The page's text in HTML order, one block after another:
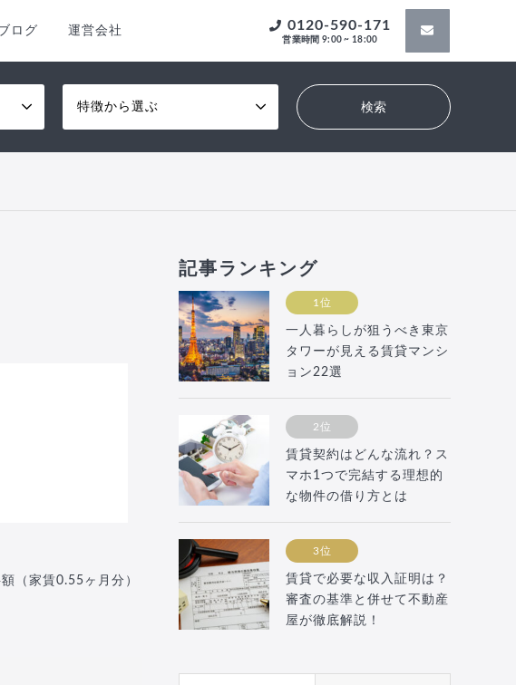
ログ 運営会社 0120-590-171
営業時間 9:00 ~ 18:00
特徴から選ぶ
（家賃0.55ヶ月分）
記事ランキング
1位
一人暮らしが狙うべき東京
タワーが見える賃貸マンシ
ョン22選
2位
賃貸契約はどんな流れ？ス
マホ1つで完結する理想的
な物件の借り方とは
3位
賃貸で必要な収入証明は？
審査の基準と併せて不動産
屋が徹底解説！